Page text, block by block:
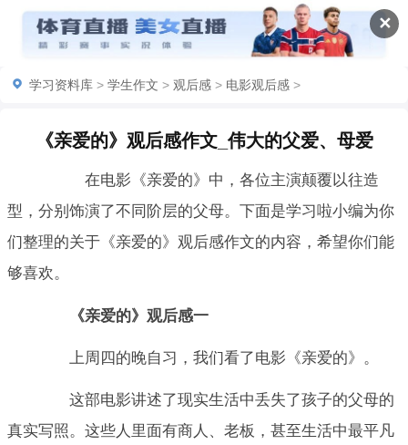
✕
学习资料库 > 学生作文 > 观后感 > 电影观后感 >
《亲爱的》观后感作文_伟大的父爱、母爱
在电影《亲爱的》中，各位主演颠覆以往造
型，分别饰演了不同阶层的父母。下面是学习啦小编为你
们整理的关于《亲爱的》观后感作文的内容，希望你们能
够喜欢。
《亲爱的》观后感一
上周四的晚自习，我们看了电影《亲爱的》。
这部电影讲述了现实生活中丢失了孩子的父母的
真实写照。这些人里面有商人、老板，甚至生活中最平凡